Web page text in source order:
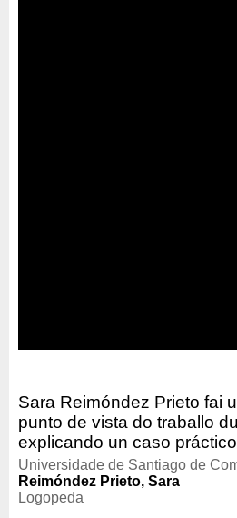
Sara Reimóndez Prieto fai
punto de vista do traballo
explicando un caso
Universidade de Santiago de
Reimóndez Prieto, Sara
Logopeda